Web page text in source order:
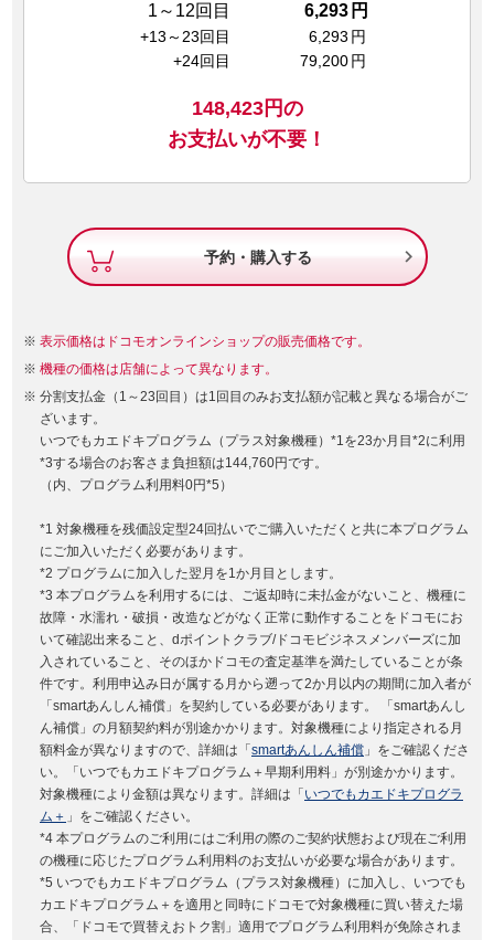
1～12回目
6,293 円
+13～23回目 6,293 円
+24回目
79,200 円
148,423円の
お支払いが不要！
予約・購入する 
表示価格はドコモオンラインショップの販売価格です。
機種の価格は店舗によって異なります。
分割支払金（1～23回目）は1回目のみお支払額が記載と異なる場合がご
ざいます。
いつでもカエドキプログラム（プラス対象機種）*1を23か月目*2に利用
*3する場合のお客さま負担額は144,760円です。
（内、プログラム利用料0円*5）
*1 対象機種を残価設定型24回払いでご購入いただくと共に本プログラム
にご加入いただく必要があります。
*2 プログラムに加入した翌月を1か月目とします。
*3 本プログラムを利用するには、ご返却時に未払金がないこと、機種に
故障・水濡れ・破損・改造などがなく正常に動作することをドコモにお
いて確認出来ること、dポイントクラブ/ドコモビジネスメンバーズに加
入されていること、そのほかドコモの査定基準を満たしていることが条
件です。利用申込み日が属する月から遡って2か月以内の期間に加入者が
「smartあんしん補償」を契約している必要があります。 「smartあんし
ん補償」の月額契約料が別途かかります。対象機種により指定される月
額料金が異なりますので、詳細は「 smartあんしん補償 」をご確認くださ
い。「いつでもカエドキプログラム＋早期利用料」が別途かかります。
対象機種により金額は異なります。詳細は「 いつでもカエドキプログラ
ム＋ 」をご確認ください。
*4 本プログラムのご利用にはご利用の際のご契約状態および現在ご利用
の機種に応じたプログラム利用料のお支払いが必要な場合があります。
*5 いつでもカエドキプログラム（プラス対象機種）に加入し、いつでも
カエドキプログラム＋を適用と同時にドコモで対象機種に買い替えた場
合、「ドコモで買替えおトク割」適用でプログラム利用料が免除されま